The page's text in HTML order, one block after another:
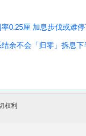
0.25厘 加息步伐或难
余不会「归零」拆息下
权利